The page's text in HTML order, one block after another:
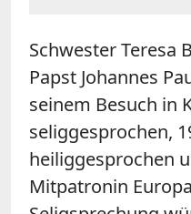
Schwester Teresa
Papst Johannes
seinem Besuch in
seliggesprochen,
heiliggesprochen
Mitpatronin